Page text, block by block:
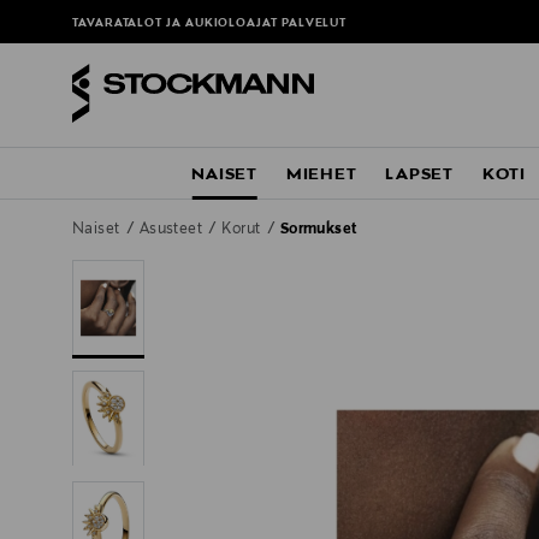
TAVARATALOT JA AUKIOLOAJAT PALVELUT
NAISET MIEHET LAPSET KOTI
Naiset Asusteet Korut Sormukset